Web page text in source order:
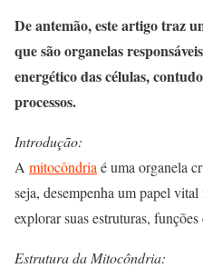
De antemão, este artigo traz
que são organelas
energético das células,
processos.
Introdução:
A mitocôndria é uma organela
seja, desempenha um papel
explorar suas estruturas,
Estrutura da Mitocôndria: